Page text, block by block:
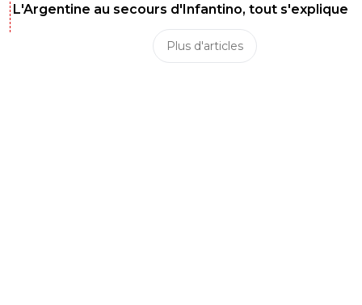
L'Argentine au secours d'Infantino, tout s'explique
Plus d'articles